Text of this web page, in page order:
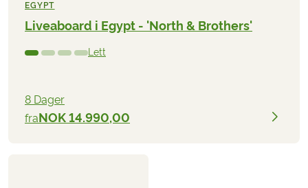
EGYPT
Liveaboard i Egypt - 'North & Brothers'
Lett
8 Dager
fraNOK 14.990,00